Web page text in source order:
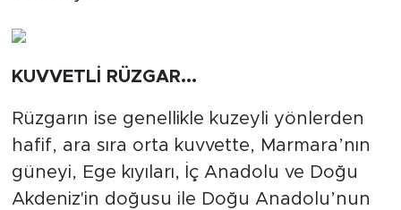
KUVVETLİ RÜZGAR...
Rüzgarın ise genellikle kuzeyli yönlerden
hafif, ara sıra orta kuvvette, Marmara’nın
güneyi, Ege kıyıları, İç Anadolu ve Doğu
Akdeniz'in doğusu ile Doğu Anadolu’nun